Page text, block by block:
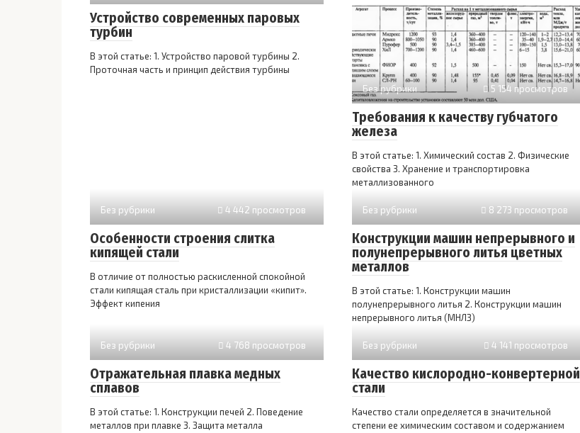
Устройство современных паровых
турбин
В этой статье: 1. Устройство паровой турбины 2.
Проточная часть и принцип действия турбины
Без рубрики
5 154 просмотров
Требования к качеству губчатого
железа
В этой статье: 1. Химический состав 2. Физические
свойства 3. Хранение и транспортировка
металлизованного
Без рубрики 4 442 просмотров
Особенности строения слитка
кипящей стали
В отличие от полностью раскисленной спокойной
стали кипя­щая сталь при кристаллизации «кипит».
Эффект кипения
Без рубрики 8 273 просмотров
Конструкции машин непрерывного и
полунепрерывного литья цветных
металлов
В этой статье: 1. Конструкции машин
полунепрерывного литья 2. Конструкции машин
непрерывного литья (МНЛЗ)
Без рубрики 4 768 просмотров
Отражательная плавка медных
сплавов
В этой статье: 1. Конструкции печей 2. Поведение
металлов при плавке 3. Защита металла
Без рубрики 4 141 просмотров
Качество кислородно-конвертерной
стали
Качество стали определяется в значительной
степени ее химическим составом и содержанием